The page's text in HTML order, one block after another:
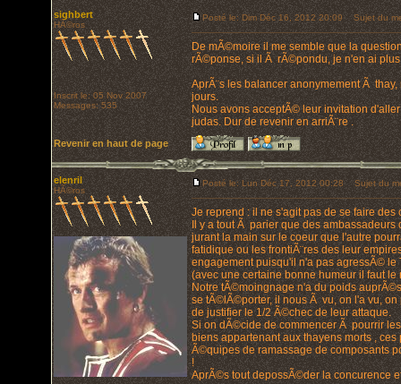
sighbert
HÃ©ros
Inscrit le: 05 Nov 2007
Messages: 535
Posté le: Dim Déc 16, 2012 20:09 Sujet du
De mÃ©moire il me semble que la
rÃ©ponse, si il Ã rÃ©pondu, je n'en ai plus
AprÃ¨s les balancer anonymement Ã
jours.
Nous avons acceptÃ© leur invitation
judas. Dur de revenir en arriÃ¨re .
Revenir en haut de page
elenril
HÃ©ros
Posté le: Lun Déc 17, 2012 00:28 Sujet du
Je reprend : il ne s'agit pas de se faire
Il y a tout Ã parier que des ambassadeurs
jurant la main sur le coeur que l'autre
fatidique ou les frontiÃ¨res des leur
engagement puisqu'il n'a pas agressÃ©
(avec une certaine bonne humeur il faut le
Notre tÃ©moingnage n'a du poids
se tÃ©lÃ©porter, il nous Ã vu, on l'a vu,
de justifier le 1/2 Ã©chec de leur attaque.
Si on dÃ©cide de commencer Ã pourrir
biens appartenant aux thayens morts ,
Ã©quipes de ramassage de composants
!
AprÃ©s tout depossÃ©der la concurence